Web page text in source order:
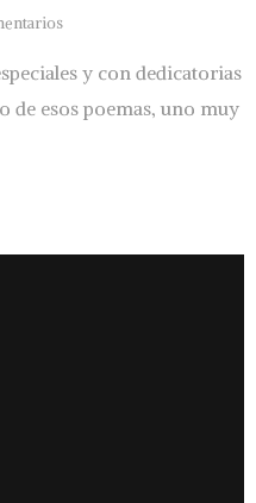
y con dedicatorias
de esos poemas, uno muy